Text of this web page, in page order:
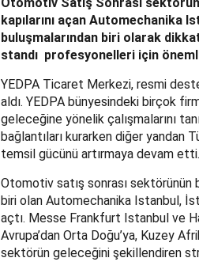
kapılarını açan Automechanika
buluşmalarından biri olarak
standı profesyonelleri için
YEDPA Ticaret Merkezi, resmi
aldı. YEDPA bünyesindeki birçok
geleceğine yönelik çalışmalarını
bağlantıları kurarken diğer yandan
temsil gücünü artırmaya devam etti.
Otomotiv satış sonrası sektörünün
biri olan Automechanika Istanbul,
açtı. Messe Frankfurt Istanbul ve
Avrupa’dan Orta Doğu’ya, Kuzey
sektörün geleceğini şekillendiren